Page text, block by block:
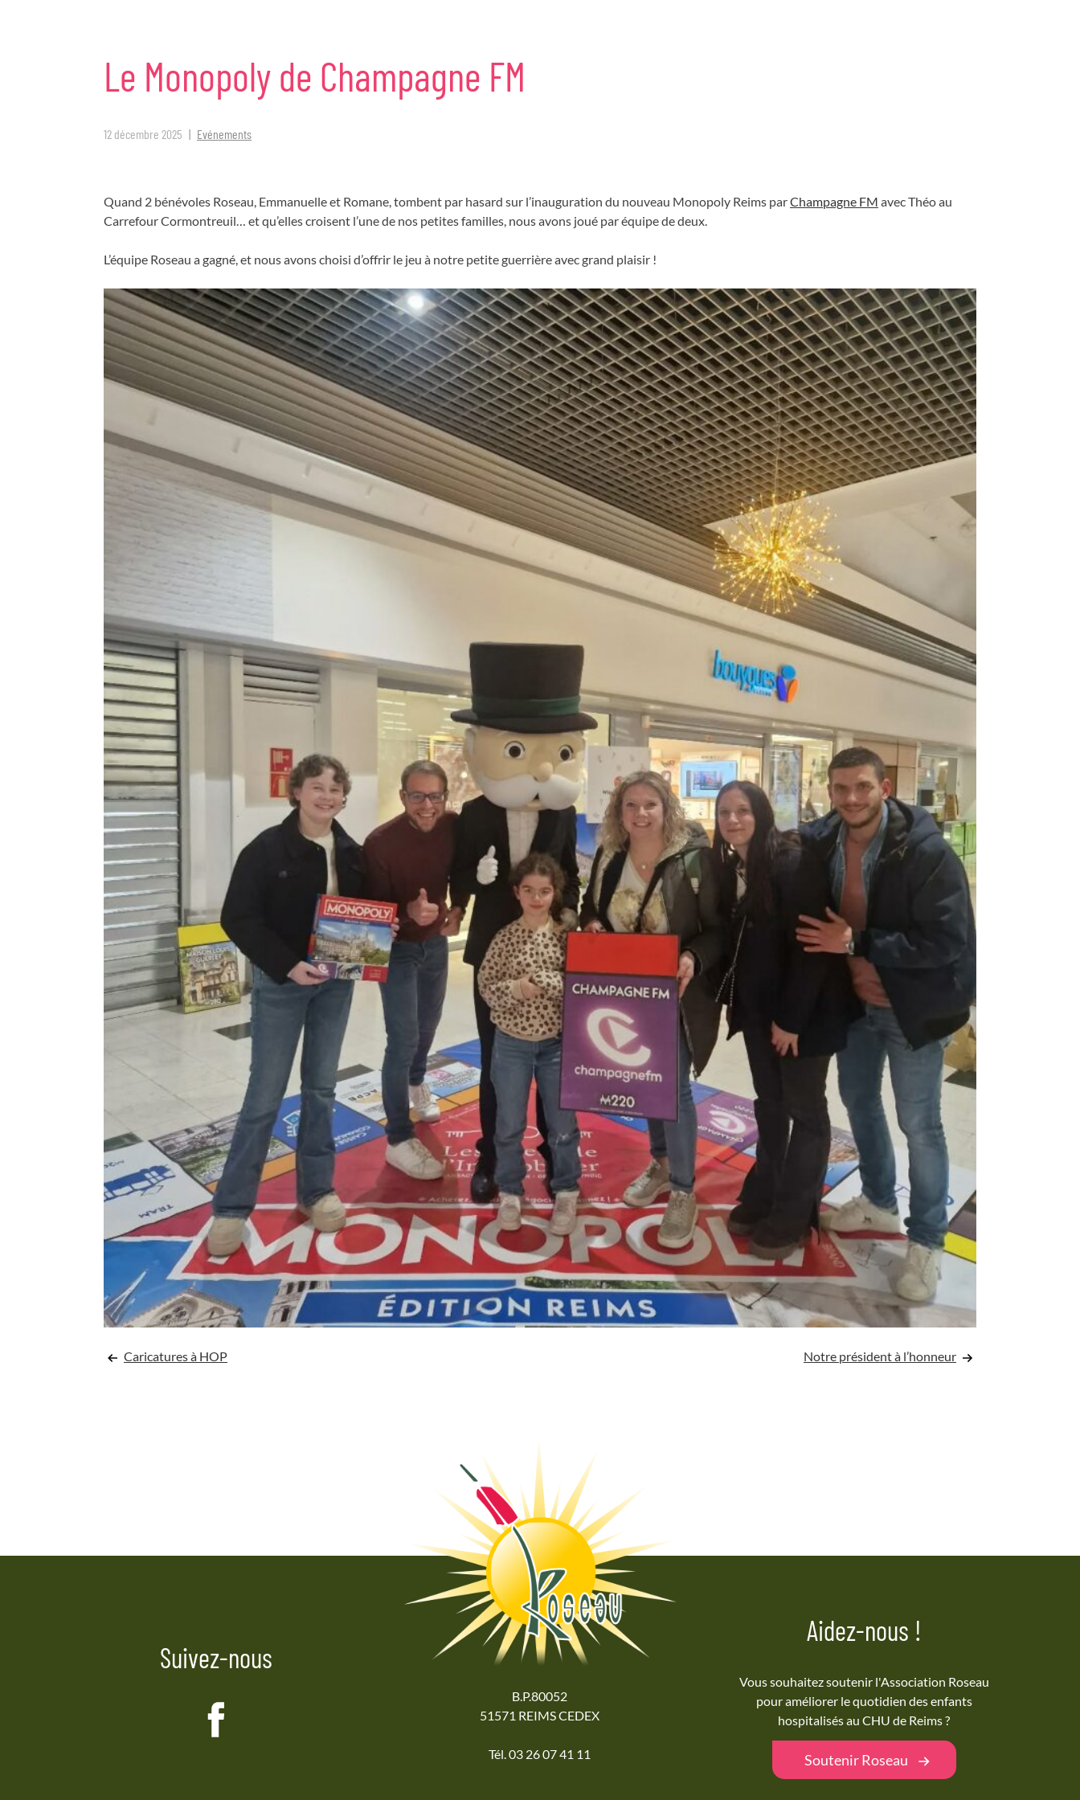
Le Monopoly de Champagne FM
12 décembre 2025 Evénements
Quand 2 bénévoles Roseau, Emmanuelle et Romane, tombent par hasard sur l’inauguration du nouveau Monopoly Reims parChampagne FM avec Théo au
Carrefour Cormontreuil… et qu’elles croisent l’une de nos petites familles, nous avons joué par équipe de deux.
L’équipe Roseau a gagné, et nous avons choisi d’offrir le jeu à notre petite guerrière avec grand plaisir !
Navigation
Caricatures à HOP Notre président à l’honneur
Suivez-nous
B.P.80052
51571 REIMS CEDEX
Tél. 03 26 07 41 11
Aidez-nous !
Vous souhaitez soutenir l'Association Roseau
pour améliorer le quotidien des enfants
hospitalisés au CHU de Reims ?
Soutenir Roseau